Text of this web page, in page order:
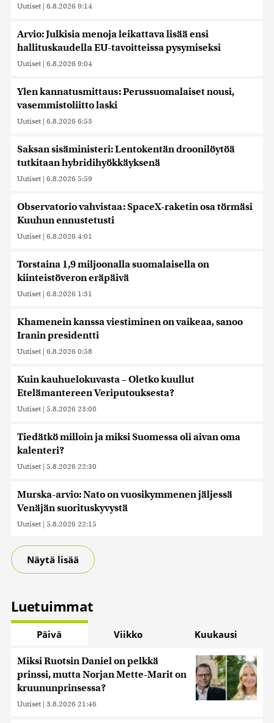
Uutiset | 6.8.2026 9:14
Arvio: Julkisia menoja leikattava lisää ensi
hallituskaudella EU-tavoitteissa pysymiseksi
Uutiset | 6.8.2026 9:04
Ylen kannatusmittaus: Perussuomalaiset nousi,
vasemmistoliitto laski
Uutiset | 6.8.2026 6:53
Saksan sisäministeri: Lentokentän droonilöytöä
tutkitaan hybridihyökkäyksenä
Uutiset | 6.8.2026 5:59
Observatorio vahvistaa: SpaceX-raketin osa törmäsi
Kuuhun ennustetusti
Uutiset | 6.8.2026 4:01
Torstaina 1,9 miljoonalla suomalaisella on
kiinteistöveron eräpäivä
Uutiset | 6.8.2026 1:31
Khamenein kanssa viestiminen on vaikeaa, sanoo
Iranin presidentti
Uutiset | 6.8.2026 0:58
Kuin kauhuelokuvasta – Oletko kuullut
Etelämantereen Veriputouksesta?
Uutiset | 5.8.2026 23:00
Tiedätkö milloin ja miksi Suomessa oli aivan oma
kalenteri?
Uutiset | 5.8.2026 22:30
Murska-arvio: Nato on vuosikymmenen jäljessä
Venäjän suorituskyvystä
Uutiset | 5.8.2026 22:15
Näytä lisää
Luetuimmat
Päivä Viikko Kuukausi
Miksi Ruotsin Daniel on pelkkä
prinssi, mutta Norjan Mette-Marit on
kruununprinsessa?
Uutiset | 3.8.2026 21:46